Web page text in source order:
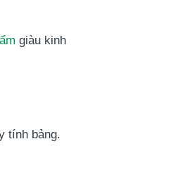
giàu kinh
tính bảng.